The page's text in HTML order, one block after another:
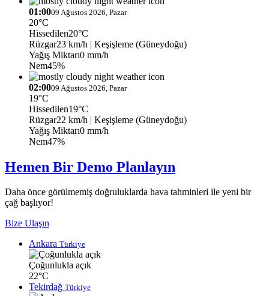
01:0009 Ağustos 2026, Pazar
20°C
Hissedilen20°C
Rüzgar23 km/h | Keşişleme (Güneydoğu)
Yağış Miktarı0 mm/h
Nem45%
02:0009 Ağustos 2026, Pazar
19°C
Hissedilen19°C
Rüzgar22 km/h | Keşişleme (Güneydoğu)
Yağış Miktarı0 mm/h
Nem47%
Hemen Bir Demo Planlayın
Daha önce görülmemiş doğruluklarda hava tahminleri ile yeni bir
çağ başlıyor!
Bize Ulaşın
Ankara Türkiye
Çoğunlukla açık
22°C
Tekirdağ Türkiye